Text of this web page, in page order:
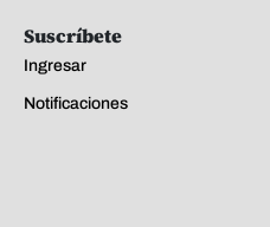
Suscríbete
Ingresar
Notificaciones